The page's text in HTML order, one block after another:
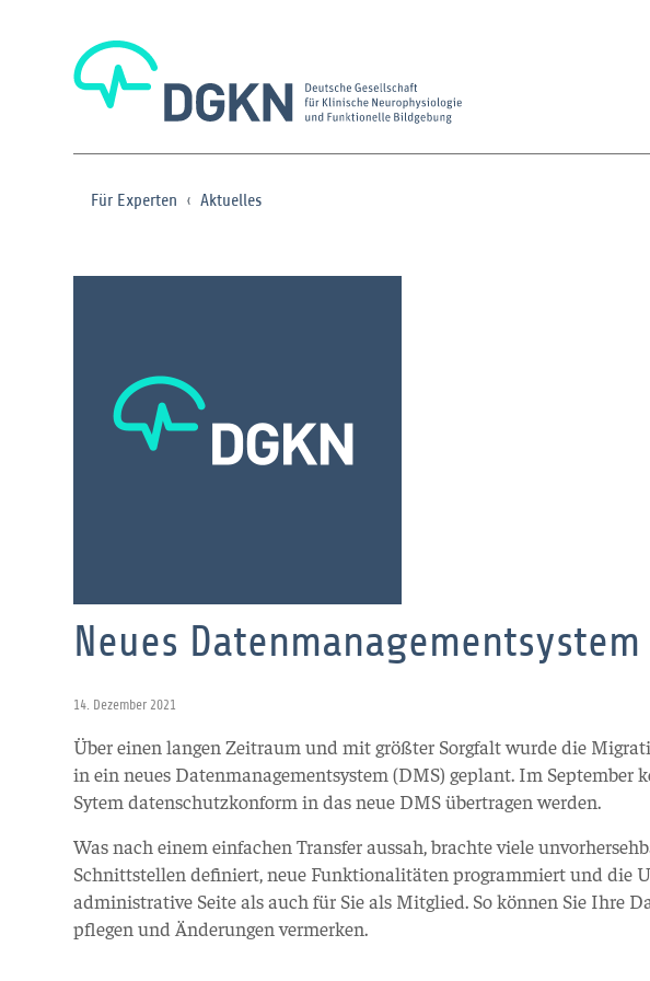
Für Experten Aktuelles
Neues
14. Dezember 2021
Über einen langen Zeitraum und mit größter Sorgfalt wurde die
in ein neues Datenmanagementsystem (DMS) geplant. Im
Sytem datenschutzkonform in das neue DMS übertragen werden.
Was nach einem einfachen Transfer aussah, brachte viele
Schnittstellen definiert, neue Funktionalitäten programmiert und die
administrative Seite als auch für Sie als Mitglied. So können Sie Ihre
pflegen und Änderungen vermerken.